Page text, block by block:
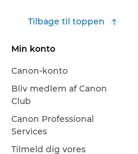
Tilbage til toppen
Min konto
Canon-konto
Bliv medlem af Canon
Club
Canon Professional
Services
Tilmeld dig vores